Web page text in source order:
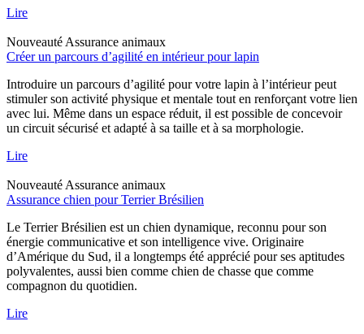
Lire
Nouveauté Assurance animaux
Créer un parcours d’agilité en intérieur pour lapin
Introduire un parcours d’agilité pour votre lapin à l’intérieur peut
stimuler son activité physique et mentale tout en renforçant votre lien
avec lui. Même dans un espace réduit, il est possible de concevoir
un circuit sécurisé et adapté à sa taille et à sa morphologie.
Lire
Nouveauté Assurance animaux
Assurance chien pour Terrier Brésilien
Le Terrier Brésilien est un chien dynamique, reconnu pour son
énergie communicative et son intelligence vive. Originaire
d’Amérique du Sud, il a longtemps été apprécié pour ses aptitudes
polyvalentes, aussi bien comme chien de chasse que comme
compagnon du quotidien.
Lire